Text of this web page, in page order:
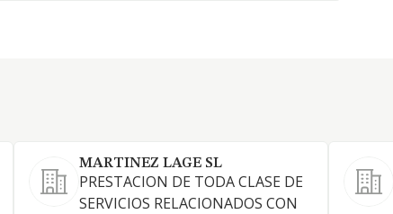
MARTINEZ LAGE SL
PRESTACION DE TODA CLASE DE
SERVICIOS RELACIONADOS CON